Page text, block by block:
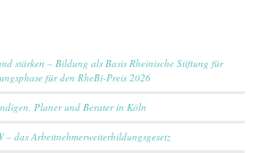
stärken – Bildung als Basis Rheinische Stiftung für
für den RheBi-Preis 2026
Planer und Berater in Köln
das Arbeitnehmerweiterbildungsgesetz